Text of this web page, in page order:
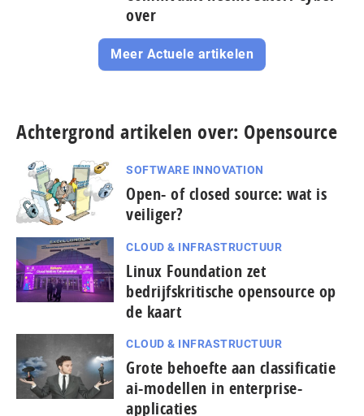
over
Meer Actuele artikelen
Achtergrond artikelen over: Opensource
SOFTWARE INNOVATION
Open- of closed source: wat is
veiliger?
CLOUD & INFRASTRUCTUUR
Linux Foundation zet
bedrijfskritische opensource op
de kaart
CLOUD & INFRASTRUCTUUR
Grote behoefte aan classificatie
ai-modellen in enterprise-
applicaties